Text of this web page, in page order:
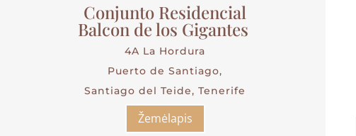
Conjunto Residencial
Balcon de los Gigantes
4A La Hordura
Puerto de Santiago,
Santiago del Teide, Tenerife
Žemėlapis